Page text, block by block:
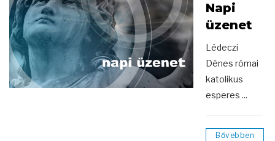
Napi
üzenet
Lédeczi
Dénes római
katolikus
esperes ...
Bővebben